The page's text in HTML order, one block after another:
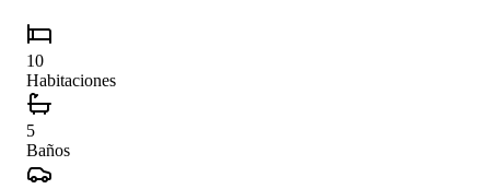
10
Habitaciones
5
Baños